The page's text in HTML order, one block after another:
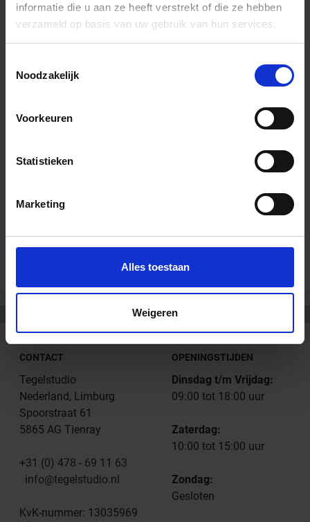
informatie die u aan ze heeft verstrekt of die ze hebben
verzameld op basis van uw gebruik van hun services.
Noodzakelijk
Voorkeuren
Statistieken
Marketing
Alles toestaan
Weigeren
Di – Vr 09.00 – 18.00
Za 10.00 – 15.00
CONTACT
Tegelstudio
Nederland, Limburg
Spoorstraat 61
5865 AG Tienray
+31 (0) 478 - 69 11 63
info@tegelstudio.nl
KvK-nummer: 13035969
OPENINGSTIJDEN
Dinsdag t/m Vrijdag:
09:00 tot 18:00 uur
Zaterdag:
10:00 tot 15:00 uur
Zondag:
Gesloten